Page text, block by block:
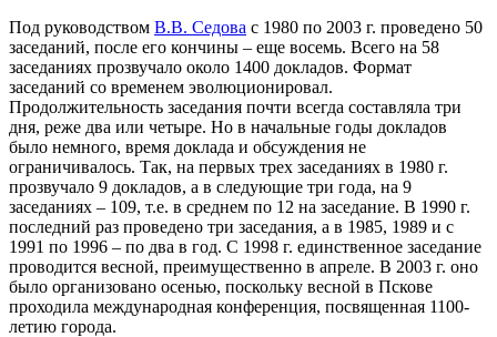
Под руководством В.В. Седова с 1980 по 2003 г. проведено 50
заседаний, после его кончины – еще восемь. Всего на 58
заседаниях прозвучало около 1400 докладов. Формат
заседаний со временем эволюционировал.
Продолжительность заседания почти всегда составляла три
дня, реже два или четыре. Но в начальные годы докладов
было немного, время доклада и обсуждения не
ограничивалось. Так, на первых трех заседаниях в 1980 г.
прозвучало 9 докладов, а в следующие три года, на 9
заседаниях – 109, т.е. в среднем по 12 на заседание. В 1990 г.
последний раз проведено три заседания, а в 1985, 1989 и с
1991 по 1996 – по два в год. С 1998 г. единственное заседание
проводится весной, преимущественно в апреле. В 2003 г. оно
было организовано осенью, поскольку весной в Пскове
проходила международная конференция, посвященная 1100-
летию города.